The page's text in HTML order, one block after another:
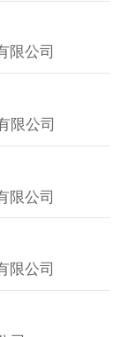
限公司
限公司
限公司
限公司